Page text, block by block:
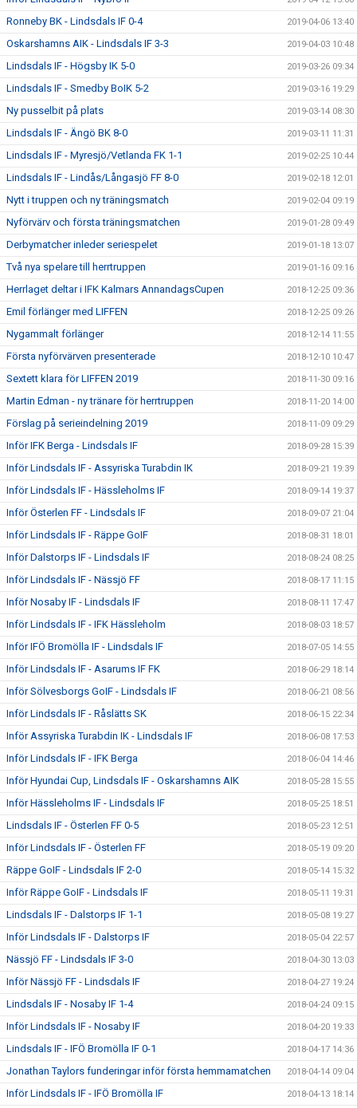
Ronneby BK - Lindsdals IF 0-4 2019-04-06 13:40
Oskarshamns AIK - Lindsdals IF 3-3 2019-04-03 10:48
Lindsdals IF - Högsby IK 5-0 2019-03-26 09:34
Lindsdals IF - Smedby BoIK 5-2 2019-03-16 19:29
Ny pusselbit på plats 2019-03-14 08:30
Lindsdals IF - Ängö BK 8-0 2019-03-11 11:31
Lindsdals IF - Myresjö/Vetlanda FK 1-1 2019-02-25 10:44
Lindsdals IF - Lindås/Långasjö FF 8-0 2019-02-18 12:01
Nytt i truppen och ny träningsmatch 2019-02-04 09:19
Nyförvärv och första träningsmatchen 2019-01-28 09:49
Derbymatcher inleder seriespelet 2019-01-18 13:07
Två nya spelare till herrtruppen 2019-01-16 09:16
Herrlaget deltar i IFK Kalmars AnnandagsCupen 2018-12-25 09:36
Emil förlänger med LIFFEN 2018-12-25 09:26
Nygammalt förlänger 2018-12-14 11:55
Första nyförvärven presenterade 2018-12-10 10:47
Sextett klara för LIFFEN 2019 2018-11-30 09:16
Martin Edman - ny tränare för herrtruppen 2018-11-20 14:00
Förslag på serieindelning 2019 2018-11-09 09:29
Inför IFK Berga - Lindsdals IF 2018-09-28 15:39
Inför Lindsdals IF - Assyriska Turabdin IK 2018-09-21 19:39
Inför Lindsdals IF - Hässleholms IF 2018-09-14 19:37
Inför Österlen FF - Lindsdals IF 2018-09-07 21:04
Inför Lindsdals IF - Räppe GoIF 2018-08-31 18:01
Inför Dalstorps IF - Lindsdals IF 2018-08-24 08:25
Inför Lindsdals IF - Nässjö FF 2018-08-17 11:15
Inför Nosaby IF - Lindsdals IF 2018-08-11 17:47
Inför Lindsdals IF - IFK Hässleholm 2018-08-03 18:57
Inför IFÖ Bromölla IF - Lindsdals IF 2018-07-05 14:55
Inför Lindsdals IF - Asarums IF FK 2018-06-29 18:14
Inför Sölvesborgs GoIF - Lindsdals IF 2018-06-21 08:56
Inför Lindsdals IF - Råslätts SK 2018-06-15 22:34
Inför Assyriska Turabdin IK - Lindsdals IF 2018-06-08 17:53
Inför Lindsdals IF - IFK Berga 2018-06-04 14:46
Inför Hyundai Cup, Lindsdals IF - Oskarshamns AIK 2018-05-28 15:55
Inför Hässleholms IF - Lindsdals IF 2018-05-25 18:51
Lindsdals IF - Österlen FF 0-5 2018-05-23 12:51
Inför Lindsdals IF - Österlen FF 2018-05-19 09:20
Räppe GoIF - Lindsdals IF 2-0 2018-05-14 15:32
Inför Räppe GoIF - Lindsdals IF 2018-05-11 19:31
Lindsdals IF - Dalstorps IF 1-1 2018-05-08 19:27
Inför Lindsdals IF - Dalstorps IF 2018-05-04 22:57
Nässjö FF - Lindsdals IF 3-0 2018-04-30 13:03
Inför Nässjö FF - Lindsdals IF 2018-04-27 19:24
Lindsdals IF - Nosaby IF 1-4 2018-04-24 09:15
Inför Lindsdals IF - Nosaby IF 2018-04-20 19:33
Lindsdals IF - IFÖ Bromölla IF 0-1 2018-04-17 14:36
Jonathan Taylors funderingar inför första hemmamatchen 2018-04-14 09:04
Inför Lindsdals IF - IFÖ Bromölla IF 2018-04-13 18:14